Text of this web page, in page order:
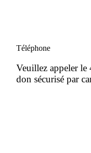
Téléphone
Veuillez appeler
don sécurisé par